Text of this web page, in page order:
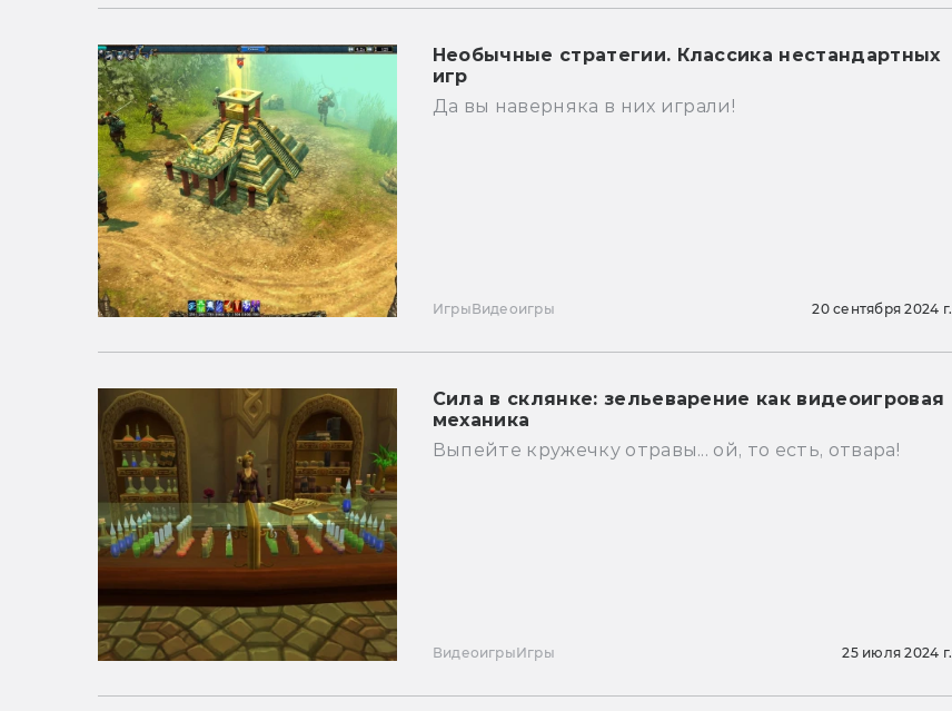
Необычные стратегии. Классика нестандартных
игр
Да вы наверняка в них играли!
ИгрыВидеоигры 20 сентября 2024 г.
Сила в склянке: зельеварение как видеоигровая
механика
Выпейте кружечку отравы... ой, то есть, отвара!
ВидеоигрыИгры 25 июля 2024 г.